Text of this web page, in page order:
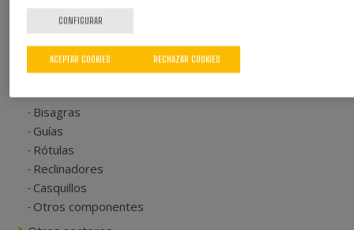
Bisagras
Guías
Rótulas
Reclinadores
Casquillos
Otros componentes
CONFIGURAR
RECHAZAR COOKIES
ACEPTAR COOKIES